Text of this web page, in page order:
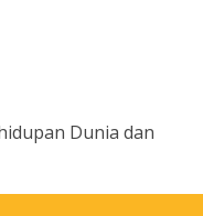
Dunia dan